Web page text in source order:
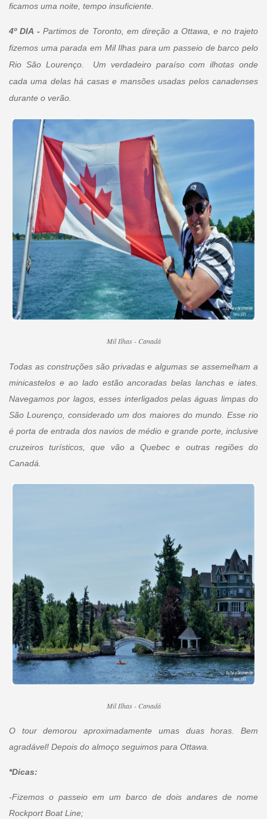
ficamos uma noite, tempo insuficiente.
4º DIA - Partimos de Toronto, em direção a Ottawa, e no trajeto
fizemos uma parada em Mil Ilhas para um passeio de barco pelo
Rio São Lourenço. Um verdadeiro paraíso com ilhotas onde
cada uma delas há casas e mansões usadas pelos canadenses
durante o verão.
Mil Ilhas - Canadá
Todas as construções são privadas e algumas se assemelham a
minicastelos e ao lado estão ancoradas belas lanchas e iates.
Navegamos por lagos, esses interligados pelas águas limpas do
São Lourenço, considerado um dos maiores do mundo. Esse rio
é porta de entrada dos navios de médio e grande porte, inclusive
cruzeiros turísticos, que vão a Quebec e outras regiões do
Canadá.
Mil Ilhas - Canadá
O tour demorou aproximadamente umas duas horas. Bem
agradável! Depois do almoço seguimos para Ottawa.
*Dicas:
-Fizemos o passeio em um barco de dois andares de nome
Rockport Boat Line;